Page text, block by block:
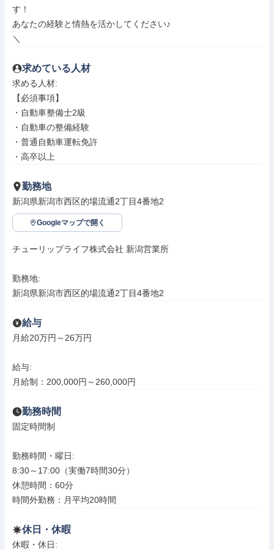
す！
あなたの経験と情熱を活かしてください♪
＼
求めている人材
求める人材:
【必須事項】
・自動車整備士2級
・自動車の整備経験
・普通自動車運転免許
・高卒以上
勤務地
新潟県新潟市西区的場流通2丁目4番地2
Googleマップで開く
チューリップライフ株式会社 新潟営業所
勤務地:
新潟県新潟市西区的場流通2丁目4番地2
給与
月給20万円～26万円
給与:
月給制：200,000円～260,000円
勤務時間
固定時間制
勤務時間・曜日:
8:30～17:00（実働7時間30分）
休憩時間：60分
時間外勤務：月平均20時間
休日・休暇
休暇・休日: